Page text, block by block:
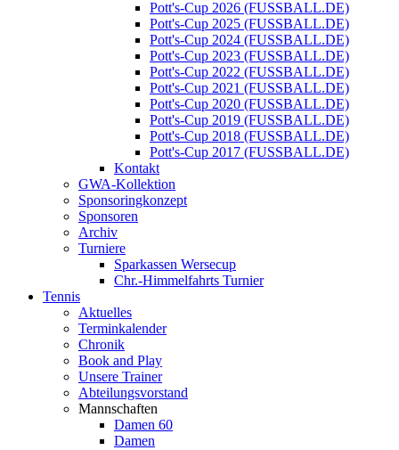
Pott's-Cup 2026 (FUSSBALL.DE)
Pott's-Cup 2025 (FUSSBALL.DE)
Pott's-Cup 2024 (FUSSBALL.DE)
Pott's-Cup 2023 (FUSSBALL.DE)
Pott's-Cup 2022 (FUSSBALL.DE)
Pott's-Cup 2021 (FUSSBALL.DE)
Pott's-Cup 2020 (FUSSBALL.DE)
Pott's-Cup 2019 (FUSSBALL.DE)
Pott's-Cup 2018 (FUSSBALL.DE)
Pott's-Cup 2017 (FUSSBALL.DE)
Kontakt
GWA-Kollektion
Sponsoringkonzept
Sponsoren
Archiv
Turniere
Sparkassen Wersecup
Chr.-Himmelfahrts Turnier
Tennis
Aktuelles
Terminkalender
Chronik
Book and Play
Unsere Trainer
Abteilungsvorstand
Mannschaften
Damen 60
Damen